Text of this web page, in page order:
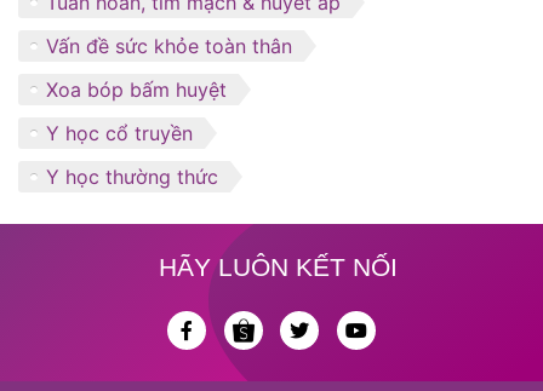
Vấn đề sức khỏe toàn thân
Xoa bóp bấm huyệt
Y học cổ truyền
Y học thường thức
HÃY LUÔN KẾT NỐI